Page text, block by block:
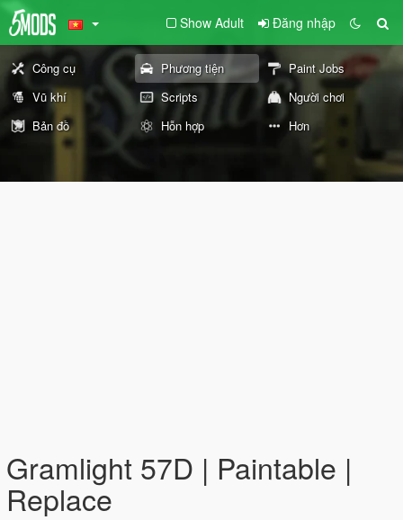
Show Adult Đăng nhập
Công cụ Phương tiện
Paint Jobs
Vũ khí
Scripts
Người chơi
Bản đồ
Hỗn hợp Hơn
Gramlight 57D | Paintable |
Replace